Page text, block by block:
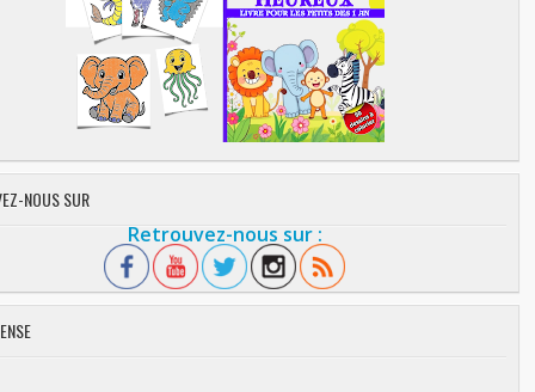
NOUS SUR
Retrouvez-nous sur :